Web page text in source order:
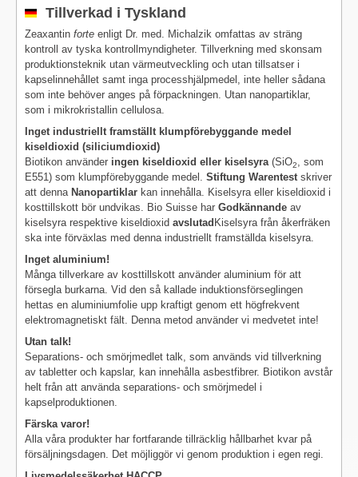
Tillverkad i Tyskland
Zeaxantin forte enligt Dr. med. Michalzik omfattas av sträng
kontroll av tyska kontrollmyndigheter. Tillverkning med skonsam
produktionsteknik utan värmeutveckling och utan tillsatser i
kapselinnehållet samt inga processhjälpmedel, inte heller sådana
som inte behöver anges på förpackningen. Utan nanopartiklar,
som i mikrokristallin cellulosa.
Inget industriellt framställt klumpförebyggande medel
kiseldioxid (siliciumdioxid)
Biotikon använder ingen kiseldioxid eller kiselsyra(SiO2, som
E551) som klumpförebyggande medel. Stiftung Warentestskriver
att denna Nanopartiklar kan innehålla. Kiselsyra eller kiseldioxid i
kosttillskott bör undvikas. Bio Suisse har Godkännande av
kiselsyra respektive kiseldioxid avslutad Kiselsyra från åkerfräken
ska inte förväxlas med denna industriellt framställda kiselsyra.
Inget aluminium!
Många tillverkare av kosttillskott använder aluminium för att
försegla burkarna. Vid den så kallade induktionsförseglingen
hettas en aluminiumfolie upp kraftigt genom ett högfrekvent
elektromagnetiskt fält. Denna metod använder vi medvetet inte!
Utan talk!
Separations- och smörjmedlet talk, som används vid tillverkning
av tabletter och kapslar, kan innehålla asbestfibrer. Biotikon avstår
helt från att använda separations- och smörjmedel i
kapselproduktionen.
Färska varor!
Alla våra produkter har fortfarande tillräcklig hållbarhet kvar på
försäljningsdagen. Det möjliggör vi genom produktion i egen regi.